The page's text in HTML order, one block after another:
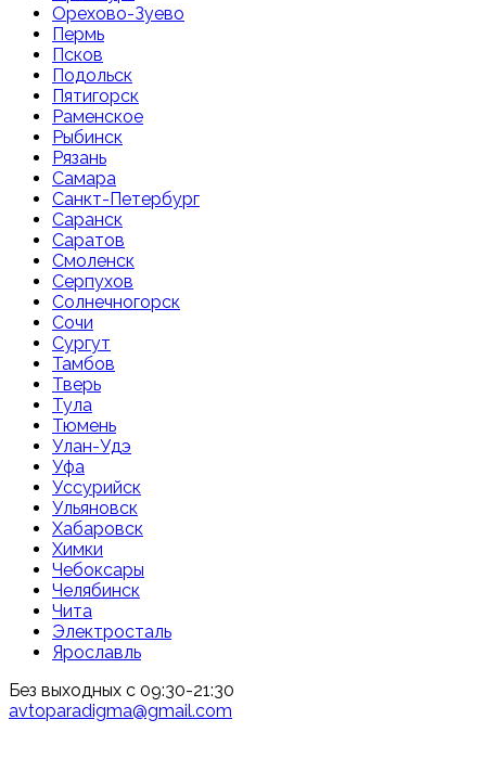
Орехово-Зуево
Пермь
Псков
Подольск
Пятигорск
Раменское
Рыбинск
Рязань
Самара
Санкт-Петербург
Саранск
Саратов
Смоленск
Серпухов
Солнечногорск
Сочи
Сургут
Тамбов
Тверь
Тула
Тюмень
Улан-Удэ
Уфа
Уссурийск
Ульяновск
Хабаровск
Химки
Чебоксары
Челябинск
Чита
Электросталь
Ярославль
Без выходных с 09:30-21:30
avtoparadigma@gmail.com